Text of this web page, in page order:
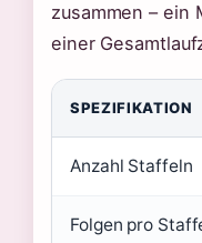
zusammen – ein
einer
SPEZIFIKATION
Anzahl Staffeln
Folgen pro